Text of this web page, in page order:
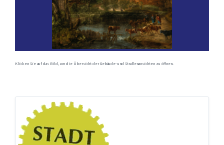
Klicken Sie auf das Bild, um die Übersicht der Gebäude- und Straßenansichten zu öffnen.